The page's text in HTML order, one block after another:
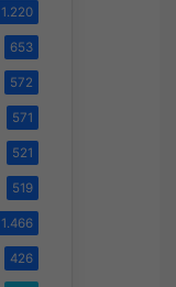
1.220
653
572
571
521
519
1.466
426